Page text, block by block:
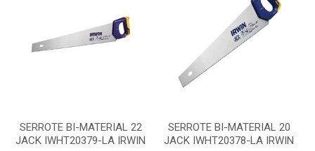
SERROTE BI-MATERIAL 22
JACK IWHT20379-LA IRWIN
SERROTE BI-MATERIAL 20
JACK IWHT20378-LA IRWIN